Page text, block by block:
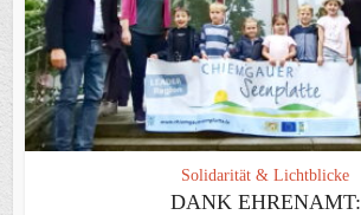
Solidarität & Lichtblicke
DANK EHRENAMT: